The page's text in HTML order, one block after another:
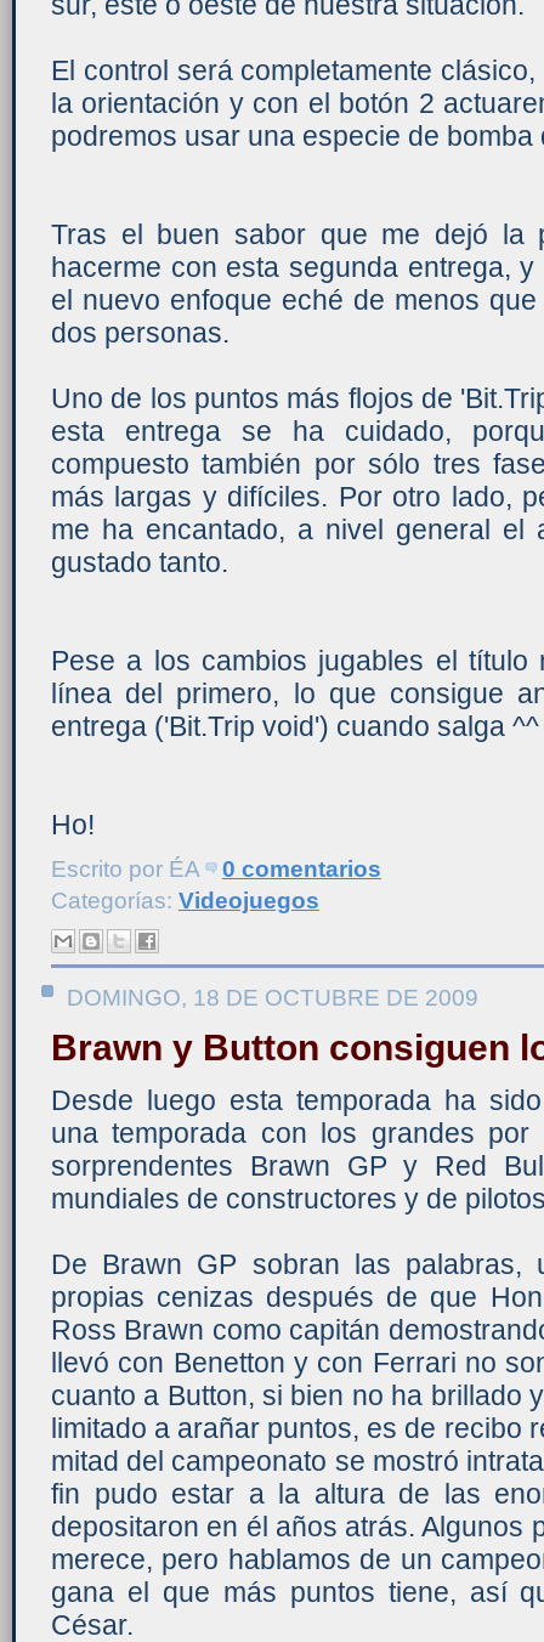
El control será completamente
la orientación y con el botón 2
podremos usar una especie de
Tras el buen sabor que me dejó la
hacerme con esta segunda entrega,
el nuevo enfoque eché de menos
dos personas.
Uno de los puntos más flojos de
esta entrega se ha cuidado,
compuesto también por sólo tres
más largas y difíciles. Por otro lado,
me ha encantado, a nivel general el
gustado tanto.
Pese a los cambios jugables el
línea del primero, lo que consigue
entrega ('Bit.Trip void') cuando salga ^^
Ho!
Escrito por ÉA
0 comentarios
Categorías: Videojuegos
DOMINGO, 18 DE OCTUBRE DE 2009
Brawn y Button consiguen
Desde luego esta temporada ha
una temporada con los grandes
sorprendentes Brawn GP y Red
mundiales de constructores y de
De Brawn GP sobran las palabras,
propias cenizas después de que
Ross Brawn como capitán
llevó con Benetton y con Ferrari no
cuanto a Button, si bien no ha brillado
limitado a arañar puntos, es de recibo
mitad del campeonato se mostró
fin pudo estar a la altura de las
depositaron en él años atrás. Algunos
merece, pero hablamos de un
gana el que más puntos tiene, así
César.